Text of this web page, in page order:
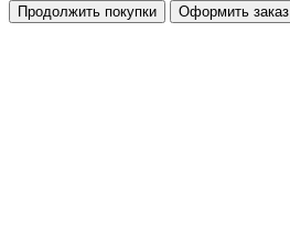
Продолжить покупки Оформить заказ